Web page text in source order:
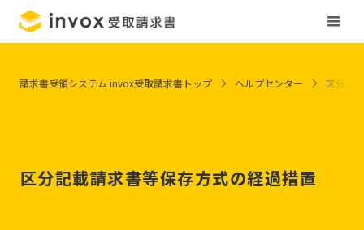
区分記載請求書等保存方式の経過措置
請求書受領システム invox受取請求書トップ ヘルプセンター 区分記